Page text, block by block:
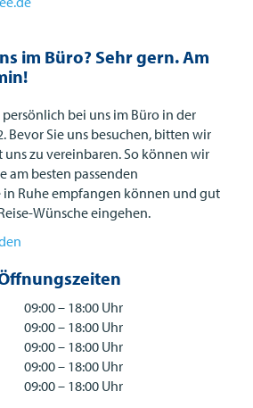
im Büro? Sehr gern. Am
bei uns im Büro in der
Bevor Sie uns besuchen, bitten wir
uns zu vereinbaren. So können wir
am besten passenden
in Ruhe empfangen können und gut
Wünsche eingehen.
09:00 – 18:00 Uhr
09:00 – 18:00 Uhr
09:00 – 18:00 Uhr
09:00 – 18:00 Uhr
09:00 – 18:00 Uhr